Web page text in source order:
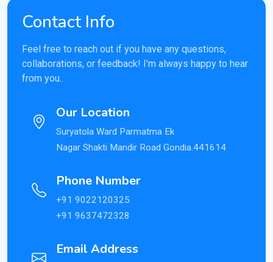
Contact Info
Feel free to reach out if you have any questions,
collaborations, or feedback! I'm always happy to hear
from you..
Our Location
Suryatola Ward Parmatma Ek
Nagar Shakti Mandir Road Gondia.441614
Phone Number
+91 9022120325
+91 9637472328
Email Address